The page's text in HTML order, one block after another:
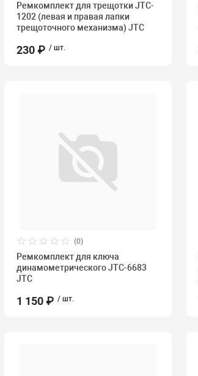
Ремкомплект для трещотки JTC-
1202 (левая и правая лапки
трещоточного механизма) JTC
230 ₽ / шт.
(0)
Ремкомплект для ключа
динамометрического JTC-6683
JTC
1 150 ₽ / шт.